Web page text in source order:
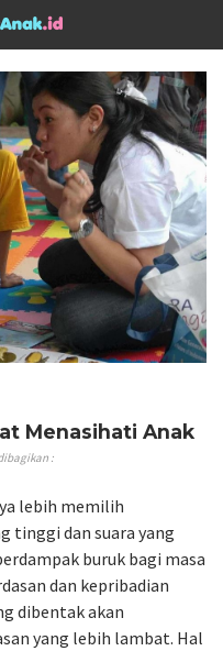
Menasihati Anak
:
lebih memilih
tinggi dan suara yang
buruk bagi masa
dan kepribadian
dibentak akan
yang lebih lambat. Hal